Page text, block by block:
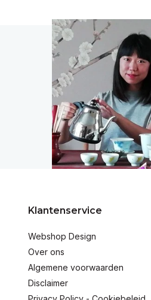
Klantenservice
Webshop Design
Over ons
Algemene voorwaarden
Disclaimer